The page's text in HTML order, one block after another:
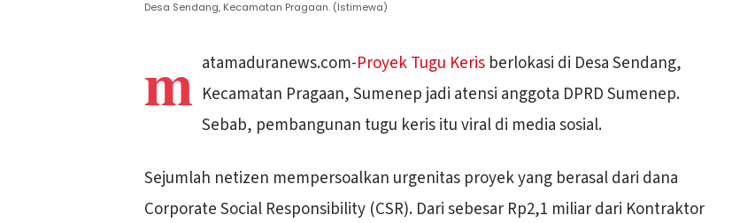
Desa Sendang, Kecamatan Pragaan. (Istimewa)
m atamaduranews.com-Proyek Tugu Kerisberlokasi di Desa Sendang,
Kecamatan Pragaan, Sumenep jadi atensi anggota DPRD Sumenep.
Sebab, pembangunan tugu keris itu viral di media sosial.
Sejumlah netizen mempersoalkan urgenitas proyek yang berasal dari dana
Corporate Social Responsibility (CSR). Dari sebesar Rp2,1 miliar dari Kontraktor